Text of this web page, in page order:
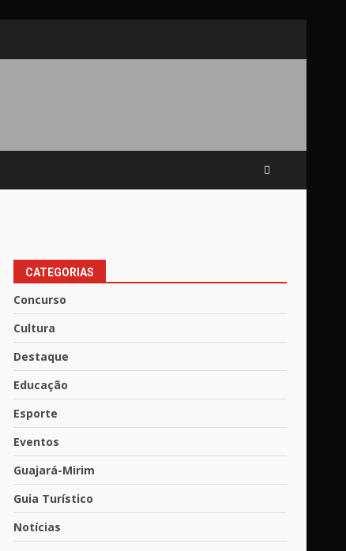
CATEGORIAS
Concurso
Cultura
Destaque
Educação
Esporte
Eventos
Guajará-Mirim
Guia Turístico
Notícias